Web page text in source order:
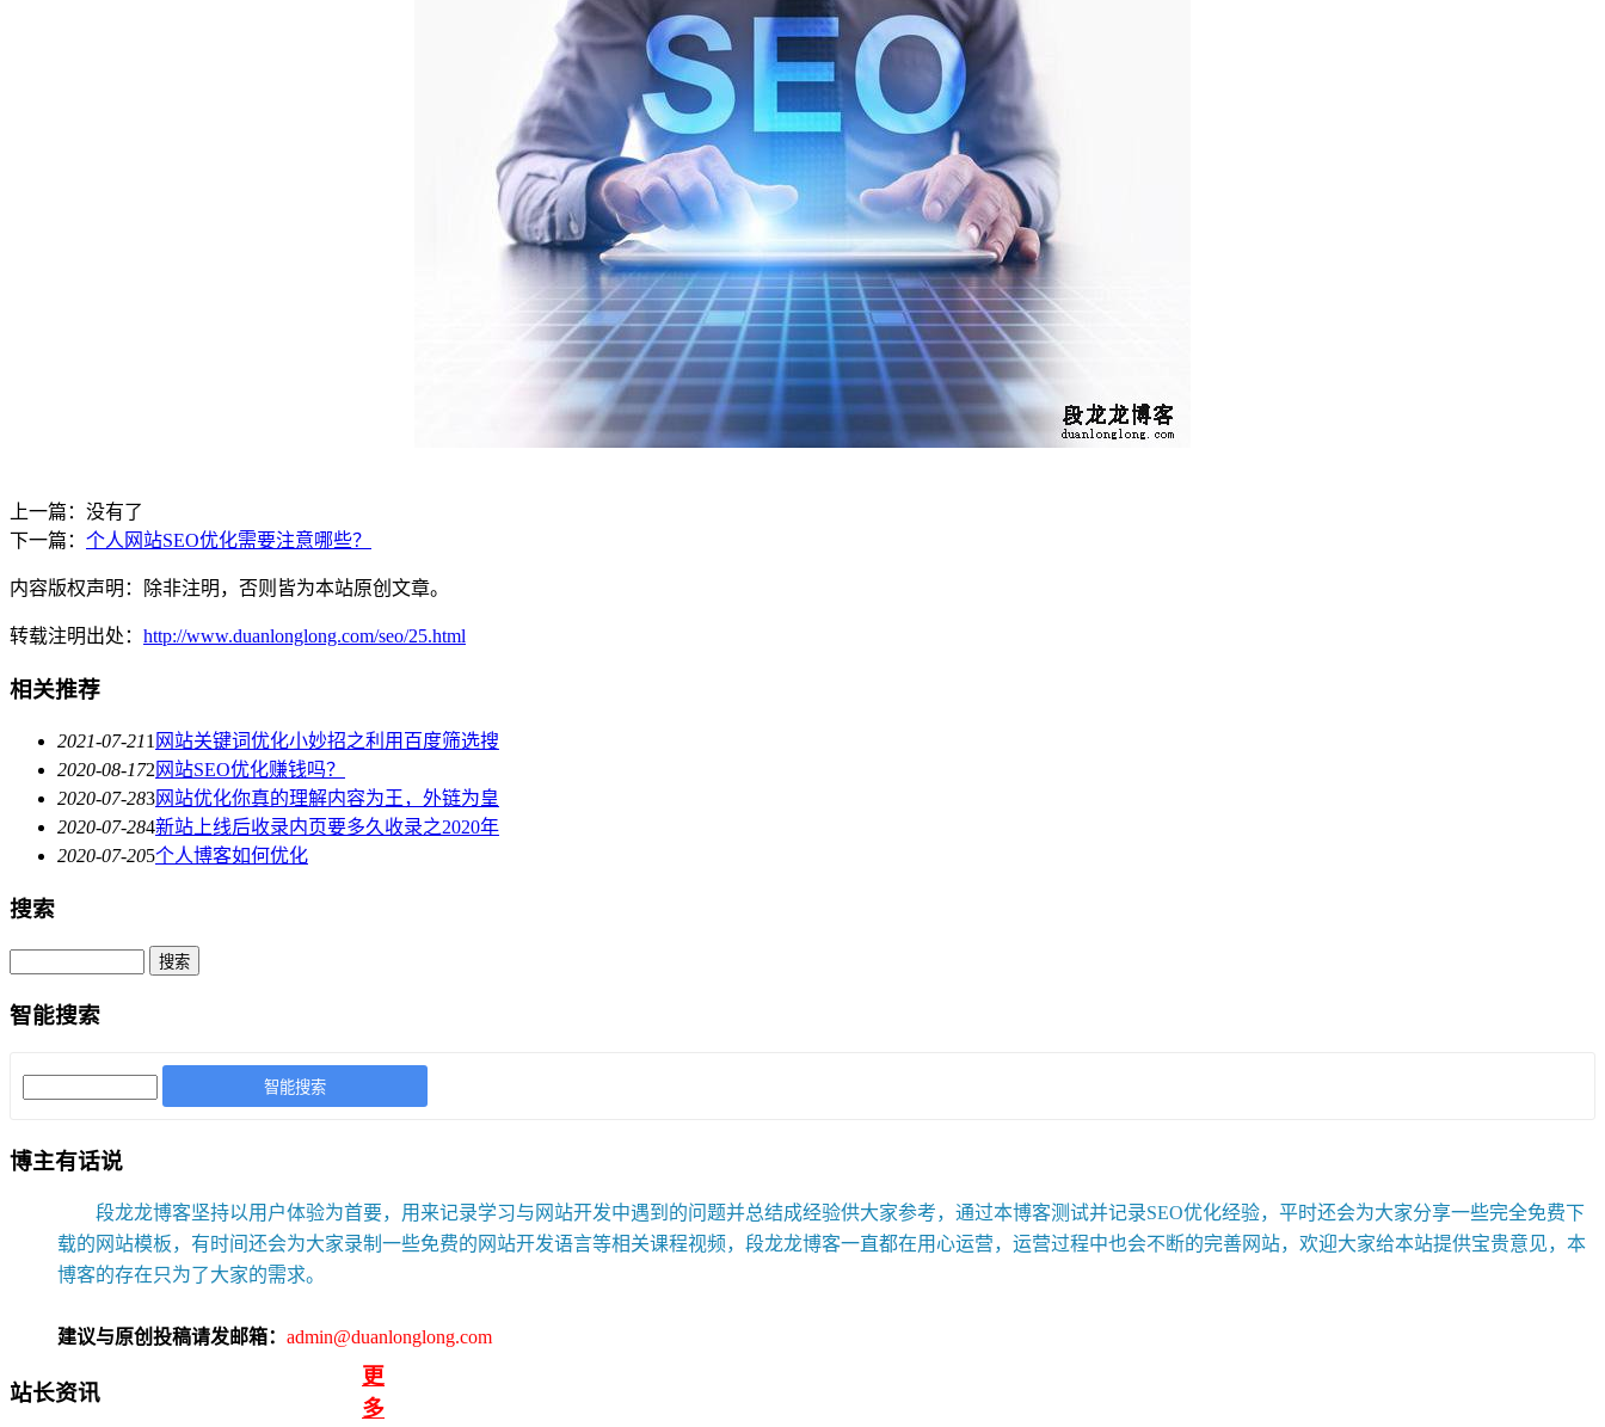
上一篇：没有了
下一篇： 个人网站SEO优化需要注意哪些？
内容版权声明：除非注明，否则皆为本站原创文章。
转载注明出处： http://www.duanlonglong.com/seo/25.html
相关推荐
2021-07-211 网站关键词优化小妙招之利用百度筛选搜
2020-08-172 网站SEO优化赚钱吗？
2020-07-283网站优化你真的理解内容为王，外链为皇
2020-07-284新站上线后收录内页要多久收录之2020年
2020-07-205个人博客如何优化
搜索
智能搜索
智能搜索
博主有话说
段龙龙博客坚持以用户体验为首要，用来记录学习与网站开发中遇到的问题并总结成经验供大家参考，通过本博客测试并记录SEO优化经验，平时还会为大家分享一些完全免费下
载的网站模板，有时间还会为大家录制一些免费的网站开发语言等相关课程视频，段龙龙博客一直都在用心运营，运营过程中也会不断的完善网站，欢迎大家给本站提供宝贵意见，本
博客的存在只为了大家的需求。
建议与原创投稿请发邮箱： admin@duanlonglong.com
站长资讯
更
多